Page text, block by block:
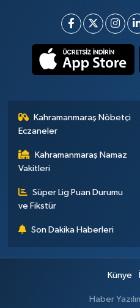
Kahramanmaraş Nöbetçi
Eczaneler
Kahramanmaraş Namaz
Vakitleri
Süper Lig Puan Durumu
ve Fikstür
Son Dakika Haberleri
Künye
Haber